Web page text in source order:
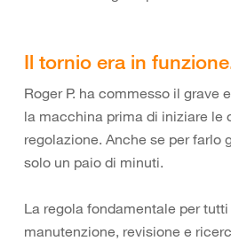
Il tornio era in
Roger P. ha commesso il grave
la macchina prima di iniziare le
regolazione. Anche se per farlo
solo un paio di minuti.
La regola fondamentale per
manutenzione, revisione e